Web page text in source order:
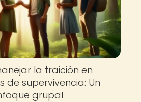
la traición en
de supervivencia: Un
grupal